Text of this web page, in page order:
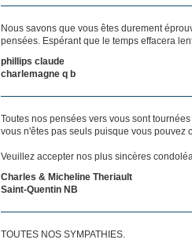
Nous savons que vous êtes durement
pensées. Espérant que le temps effacera
phillips claude
charlemagne q b
Toutes nos pensées vers vous sont
vous n'êtes pas seuls puisque vous pouvez
Veuillez accepter nos plus sincères
Charles & Micheline Theriault
Saint-Quentin NB
TOUTES NOS SYMPATHIES.